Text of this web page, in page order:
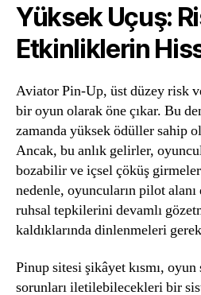
Yüksek Uçuş:
Etkinliklerin
Aviator Pin-Up, üst düzey risk
bir oyun olarak öne çıkar. Bu
zamanda yüksek ödüller sahip
Ancak, bu anlık gelirler,
bozabilir ve içsel çöküş
nedenle, oyuncuların pilot
ruhsal tepkilerini devamlı
kaldıklarında dinlenmeleri
Pinup sitesi şikâyet kısmı,
sorunları iletilebilecekleri bir